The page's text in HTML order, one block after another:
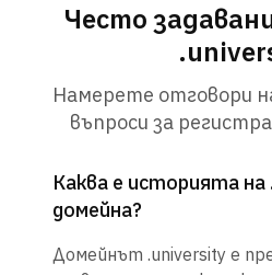
Често
Намерете отговори
въпроси за
Каква е историята на
домейна?
Домейнът .university е